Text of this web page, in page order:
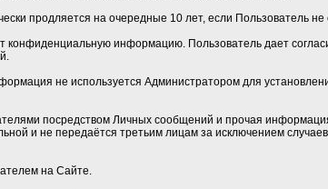
продляется на очередные 10 лет, если Пользователь не
информацию. Пользователь дает
не используется Администратором для
посредством Личных сообщений и прочая
и не передаётся третьим лицам за исключением
на Сайте.